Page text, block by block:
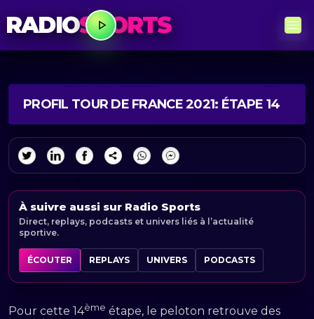
RADIOSPORTS
PROFIL TOUR DE FRANCE 2021: ÉTAPE 14
À suivre aussi sur Radio Sports
Direct, replays, podcasts et univers liés à l’actualité
sportive.
ÉCOUTER REPLAYS UNIVERS PODCASTS
Pour cette 14ème étape, le peloton retrouve des